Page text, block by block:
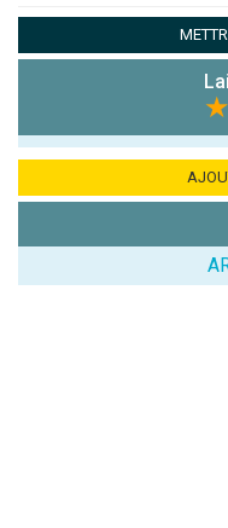
Note que vous
Antispam -
7x4 (en